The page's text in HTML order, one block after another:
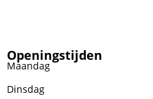
Openingstijden
Maandag
Dinsdag